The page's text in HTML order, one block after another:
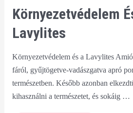
Környezetvédelem
Lavylites
Környezetvédelem és a Lavylites
fáról, gyűjtögetve-vadászgatva apró
természetben. Később azonban
kihasználni a természetet, és sokáig …